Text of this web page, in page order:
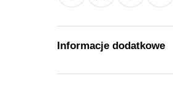
Informacje dodatkowe